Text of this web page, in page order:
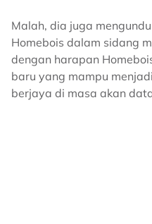
Malah, dia juga
Homebois dalam sidang
dengan harapan
baru yang mampu
berjaya di masa akan